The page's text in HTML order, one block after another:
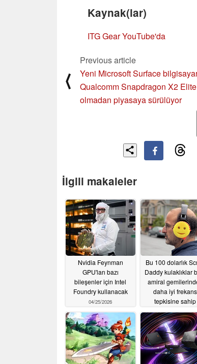
Kaynak(lar)
ITG Gear YouTube'da
⟨
Previous article
Yeni Microsoft Surface
Qualcomm Snapdragon X2
olmadan piyasaya sürülüyor
İlgili makaleler
Nvidia Feynman
GPU'ları bazı
bileşenler için Intel
Foundry kullanacak
04/25/2026
Bu 100 dolarlık
Daddy kulaklıklar
amiral
daha iyi frekans
tepkisine sahip
04/22/2026